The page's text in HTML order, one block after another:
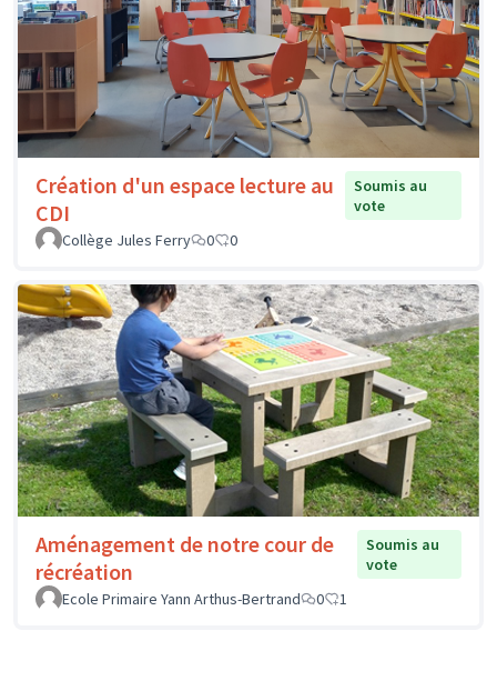
Création d'un espace lecture au
CDI
Soumis au
vote
Collège Jules Ferry
0 0
Aménagement de notre cour de
récréation
Soumis au
vote
Ecole Primaire Yann Arthus-Bertrand
0 1